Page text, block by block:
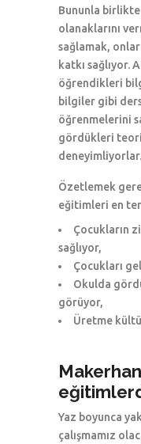
Bununla
olanaklarını
sağlamak,
katkı sağlıyor.
öğrendikleri
bilgiler gibi
öğrenmelerini
gördükleri
deneyimliyorlar.
Özetlemek
eğitimleri en
Çocukların
sağlıyor,
Çocukları
Okulda
görüyor,
Üretme
Yaz boyunca
çalışmamız